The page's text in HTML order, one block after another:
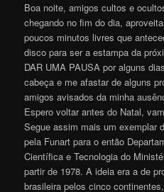
Boa noite, amigos cultos e
chegando no fim do dia,
poucos minutos livres que
disco para ser a estampa da
DAR UMA PAUSA por alguns
cabeça e me afastar de alguns
amigos avisados da minha
Espero voltar antes do Natal,
Segue assim mais um exemplar
pela Funart para o então
Científica e Tecnologia do
partir de 1978. A ideia era a de
brasileira pelos cinco